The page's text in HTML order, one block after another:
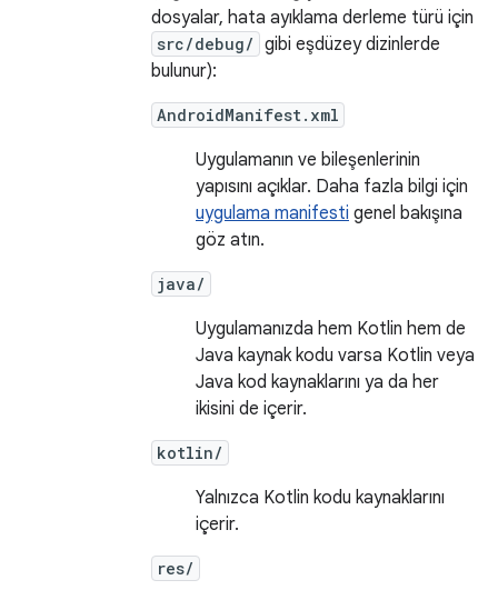
dosyalar, hata ayıklama derleme türü için
src/debug/ gibi eşdüzey dizinlerde
bulunur):
AndroidManifest.xml
Uygulamanın ve bileşenlerinin
yapısını açıklar. Daha fazla bilgi için
uygulama manifesti genel bakışına
göz atın.
java/
Uygulamanızda hem Kotlin hem de
Java kaynak kodu varsa Kotlin veya
Java kod kaynaklarını ya da her
ikisini de içerir.
kotlin/
Yalnızca Kotlin kodu kaynaklarını
içerir.
res/